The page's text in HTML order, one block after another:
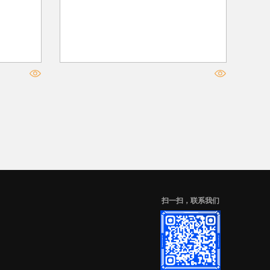
扫一扫，联系我们